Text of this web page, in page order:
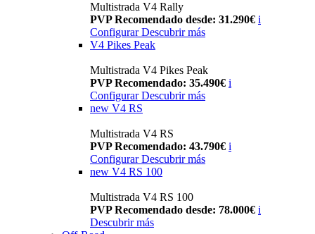
Multistrada V4 Rally
PVP Recomendado desde: 31.290€ i
Configurar Descubrir más
V4 Pikes Peak
Multistrada V4 Pikes Peak
PVP Recomendado: 35.490€ i
Configurar Descubrir más
new V4 RS
Multistrada V4 RS
PVP Recomendado: 43.790€ i
ConfigurarDescubrir más
new V4 RS 100
Multistrada V4 RS 100
PVP Recomendado desde: 78.000€ i
Descubrir más